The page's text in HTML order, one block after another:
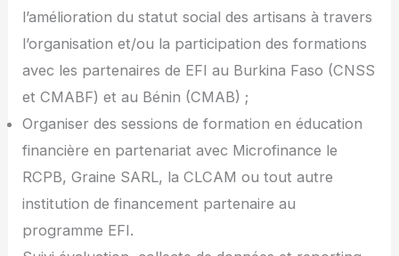
l’amélioration du statut social des artisans à travers
l’organisation et/ou la participation des formations
avec les partenaires de EFI au Burkina Faso (CNSS
et CMABF) et au Bénin (CMAB) ;
Organiser des sessions de formation en éducation
financière en partenariat avec Microfinance le
RCPB, Graine SARL, la CLCAM ou tout autre
institution de financement partenaire au
programme EFI.